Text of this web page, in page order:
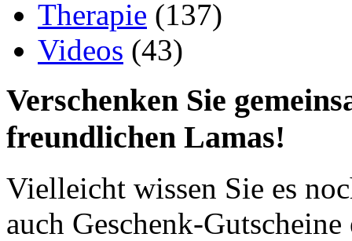
Therapie (137)
Videos (43)
Verschenken Sie
freundlichen Lamas!
Vielleicht wissen Sie es
auch Geschenk-